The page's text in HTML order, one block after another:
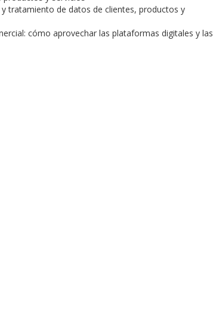
tratamiento de datos de clientes, productos y
cómo aprovechar las plataformas digitales y las